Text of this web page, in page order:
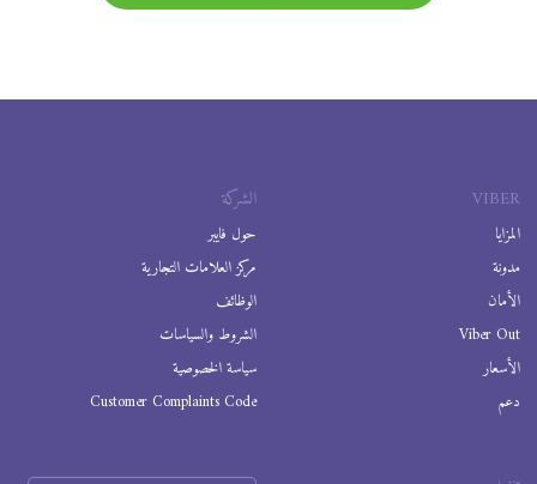
VIBER
المزايا
مدونة
الأمان
Viber Out
الأسعار
دعم
الشركة
حول فايبر
مركز العلامات التجارية
الوظائف
الشروط والسياسات
سياسة الخصوصية
Customer Complaints Code